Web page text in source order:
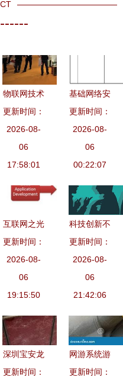
物联网技术
打造“智慧
大脑”，让
园区楼宇变
得智能又节
更新时间：
2026-08-
06
17:58:01
基础网络安
全系统运维
及升级服务
与安全技术
协防及重保
更新时间：
2026-08-
06
00:22:07
互联网之光
前沿科技产
品如何照亮
现实之路
更新时间：
2026-08-
06
19:15:50
科技创新不
是解决经济
问题的神药
更新时间：
2026-08-
06
21:42:06
深圳宝安龙
华橱柜定制
更新时间：
网游系统游
戏 网络游
更新时间：